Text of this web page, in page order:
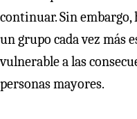
continuar. Sin
un grupo cada vez más
vulnerable a las
personas mayores.